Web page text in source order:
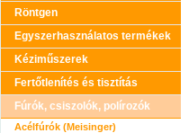
Röntgen
Egyszerhasználatos termékek
Kéziműszerek
Fertőtlenítés és tisztítás
Fúrók, csiszolók, polírozók
Acélfúrók (Meisinger)